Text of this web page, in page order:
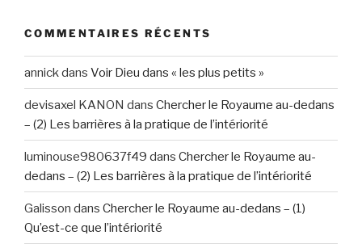
COMMENTAIRES RÉCENTS
annickdans Voir Dieu dans « les plus petits »
devisaxel KANON dans Chercher le Royaume au-dedans
– (2) Les barrières à la pratique de l’intériorité
luminouse980637f49 dans Chercher le Royaume au-
dedans – (2) Les barrières à la pratique de l’intériorité
Galisson dans Chercher le Royaume au-dedans – (1)
Qu’est-ce que l’intériorité